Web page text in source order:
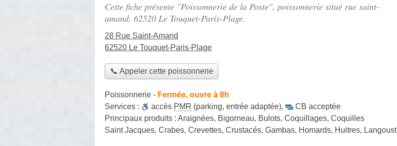
Cette fiche présente "Poissonnerie de la Poste", poissonnerie situé rue saint-
amand, 62520 Le Touquet-Paris-Plage.
28 Rue Saint-Amand
62520 Le Touquet-Paris-Plage
📞 Appeler cette poissonnerie
Poissonnerie - Fermée, ouvre à 8h
Services :
accès PMR (parking, entrée adaptée),
CB acceptée
Principaux produits : Araignées, Bigorneau, Bulots, Coquillages, Coquilles
Saint Jacques, Crabes, Crevettes, Crustacés, Gambas, Homards, Huitres,